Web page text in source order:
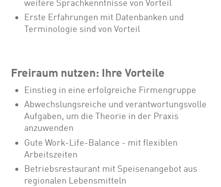
weitere Sprachkenntnisse von Vorteil
Erste Erfahrungen mit Datenbanken und
Terminologie sind von Vorteil
Freiraum nutzen: Ihre Vorteile
Einstieg in eine erfolgreiche Firmengruppe
Abwechslungsreiche und verantwortungsvolle
Aufgaben, um die Theorie in der Praxis
anzuwenden
Gute Work-Life-Balance - mit flexiblen
Arbeitszeiten
Betriebsrestaurant mit Speisenangebot aus
regionalen Lebensmitteln